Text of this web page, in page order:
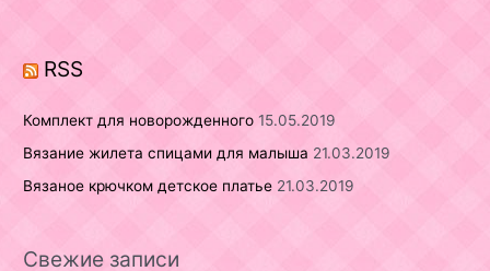
:
RSS
Комплект для новорожденного 15.05.2019
Вязание жилета спицами для малыша 21.03.2019
Вязаное крючком детское платье 21.03.2019
Свежие записи